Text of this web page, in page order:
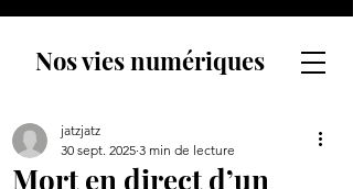
Nos vies numériques
Mort en direct d’un
jatzjatz
30 sept. 2025 3 min de lecture